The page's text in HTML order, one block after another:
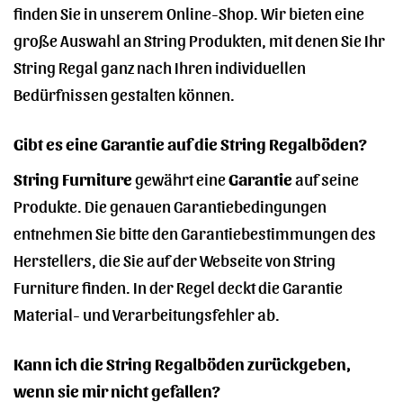
finden Sie in unserem Online-Shop. Wir bieten eine
große Auswahl an String Produkten, mit denen Sie Ihr
String Regal ganz nach Ihren individuellen
Bedürfnissen gestalten können.
Gibt es eine Garantie auf die String Regalböden?
String Furnituregewährt eineGarantieauf seine
Produkte. Die genauen Garantiebedingungen
entnehmen Sie bitte den Garantiebestimmungen des
Herstellers, die Sie auf der Webseite von String
Furniture finden. In der Regel deckt die Garantie
Material- und Verarbeitungsfehler ab.
Kann ich die String Regalböden zurückgeben,
wenn sie mir nicht gefallen?